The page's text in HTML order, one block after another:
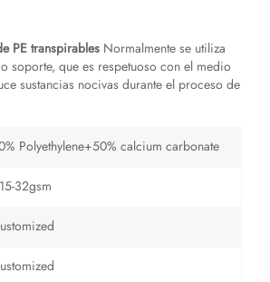
PE transpirables Normalmente se utiliza
soporte, que es respetuoso con el medio
sustancias nocivas durante el proceso de
Polyethylene+50% calcium carbonate
15-32gsm